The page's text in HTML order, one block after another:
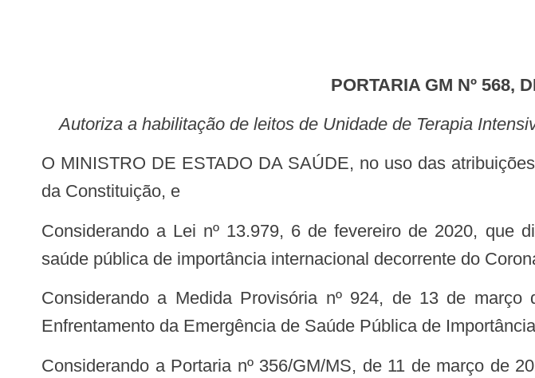
PORTARIA GM Nº 568,
Autoriza a habilitação de leitos de Unidade de Terapia
O MINISTRO DE ESTADO DA SAÚDE, no uso das atribuições que lhe conferem os incisos I e II do parágrafo único do art. 87
da Constituição, e
Considerando a Lei nº 13.979, 6 de fevereiro de 2020, que dispõe sobre as medidas para enfrentamento da emergência de
saúde pública de importância internacional decorrente do
Considerando a Medida Provisória nº 924, de 13 de março de 2020, que abre Crédito Extraordinário para o programa de
Enfrentamento da Emergência de Saúde Pública de
Considerando a Portaria nº 356/GM/MS, de 11 de março de 2020, que dispõe sobre a regulamentação e operacionalização do